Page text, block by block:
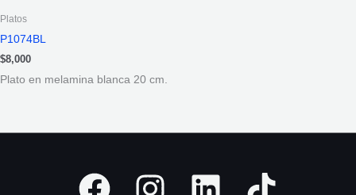
Platos
P1074BL
$8,000
Plato en melamina blanca 20 cm.